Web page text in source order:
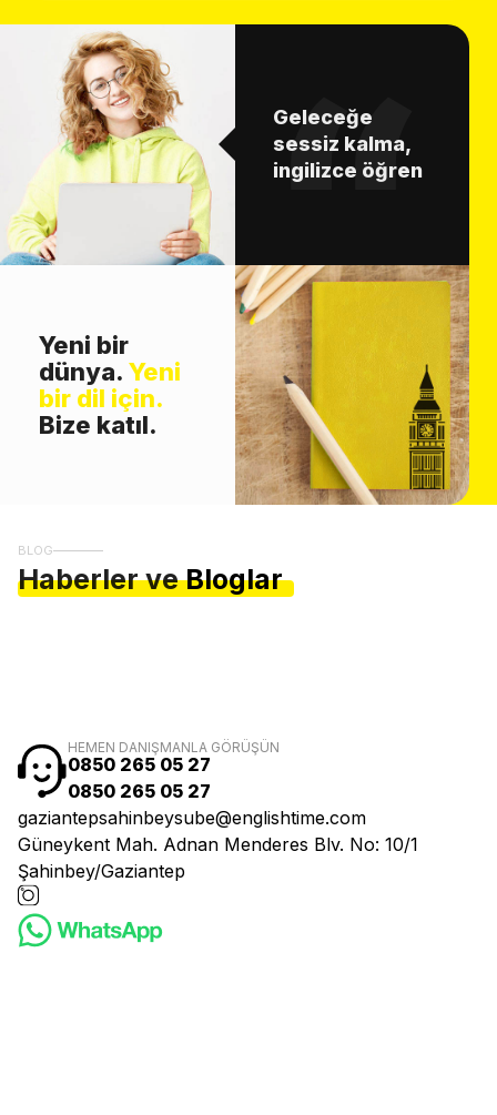
Geleceğe
sessiz kalma,
ingilizce öğren
Yeni bir
dünya. Yeni
bir dil için.
Bize katıl.
BLOG
Haberler ve Bloglar
HEMEN DANIŞMANLA GÖRÜŞÜN
0850 265 05 27
0850 265 05 27
gaziantepsahinbeysube@englishtime.com
Güneykent Mah. Adnan Menderes Blv. No: 10/1
Şahinbey/Gaziantep